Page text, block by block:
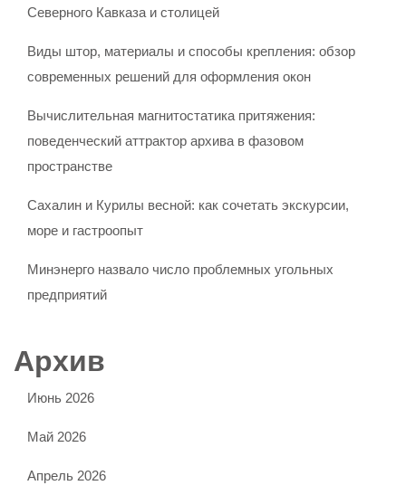
Северного Кавказа и столицей
Виды штор, материалы и способы крепления: обзор
современных решений для оформления окон
Вычислительная магнитостатика притяжения:
поведенческий аттрактор архива в фазовом
пространстве
Сахалин и Курилы весной: как сочетать экскурсии,
море и гастроопыт
Минэнерго назвало число проблемных угольных
предприятий
Архив
Июнь 2026
Май 2026
Апрель 2026